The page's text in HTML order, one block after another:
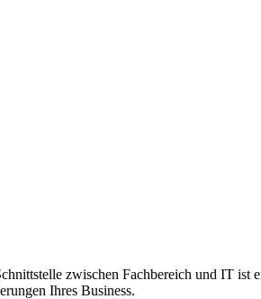
zwischen Fachbereich und IT ist
Ihres Business.